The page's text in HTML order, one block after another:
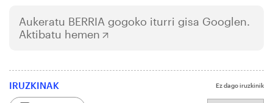
Aukeratu BERRIA gogoko iturri gisa Googlen.
Aktibatu hemen
IRUZKINAK Ez dago iruzkinik